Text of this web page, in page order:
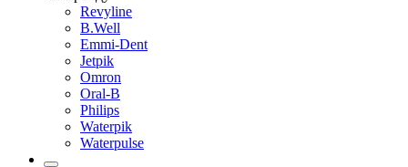
Revyline
B.Well
Emmi-Dent
Jetpik
Omron
Oral-B
Philips
Waterpik
Waterpulse